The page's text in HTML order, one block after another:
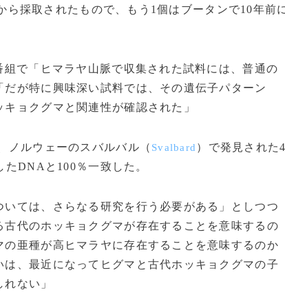
ら採取されたもので、もう1個はブータンで10年前
組で「ヒマラヤ山脈で収集された試料には、普通の
が特に興味深い試料では、その遺伝子パターン
ョクグマと関連性が確認された」
ルウェーのスバルバル（ Svalbard ）で発見された
DNAと100％一致した。
ては、さらなる研究を行う必要がある」としつつ
代のホッキョクグマが存在することを意味するの
亜種が高ヒマラヤに存在することを意味するのか
、最近になってヒグマと古代ホッキョクグマの子
ない」